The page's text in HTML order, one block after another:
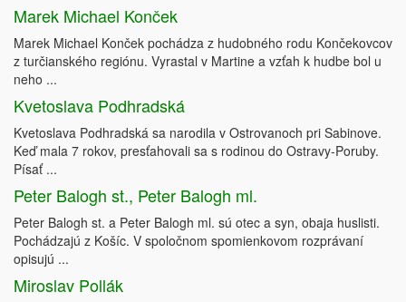
Marek Michael Konček
Marek Michael Konček pochádza z hudobného rodu Končekovcov
z turčianského regiónu. Vyrastal v Martine a vzťah k hudbe bol u
neho ...
Kvetoslava Podhradská
Kvetoslava Podhradská sa narodila v Ostrovanoch pri Sabinove.
Keď mala 7 rokov, presťahovali sa s rodinou do Ostravy-Poruby.
Písať ...
Peter Balogh st., Peter Balogh ml.
Peter Balogh st. a Peter Balogh ml. sú otec a syn, obaja huslisti.
Pochádzajú z Košíc. V spoločnom spomienkovom rozprávaní
opisujú ...
Miroslav Pollák